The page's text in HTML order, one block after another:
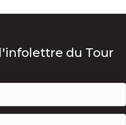
du Tour